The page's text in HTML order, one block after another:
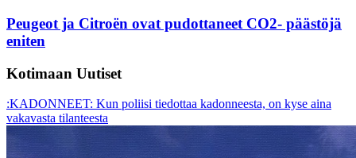
Peugeot ja Citroën ovat pudottaneet CO2- päästöjä
eniten
Kotimaan Uutiset
:KADONNEET: Kun poliisi tiedottaa kadonneesta, on kyse aina
vakavasta tilanteesta